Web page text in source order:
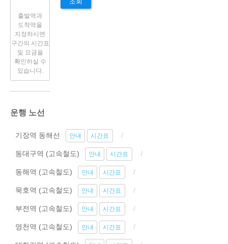
출발역과
도착역을
지정하시면
구간의 시간표
및 요금을
확인하실 수
있습니다.
운행 노선
기장역 동해선 안내 시간표
동대구역 (고속철도) 안내 시간표
동해역 (고속철도) 안내 시간표
묵호역 (고속철도) 안내 시간표
부전역 (고속철도) 안내 시간표
영천역 (고속철도) 안내 시간표